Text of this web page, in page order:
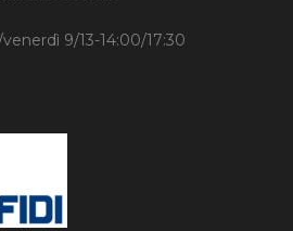
9/13-14:00/17:30